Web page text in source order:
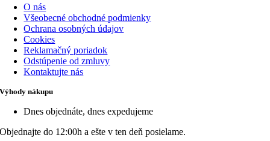
O nás
Všeobecné obchodné podmienky
Ochrana osobných údajov
Cookies
Reklamačný poriadok
Odstúpenie od zmluvy
Kontaktujte nás
Výhody nákupu
Dnes objednáte, dnes expedujeme
Objednajte do 12:00h a ešte v ten deň posielame.